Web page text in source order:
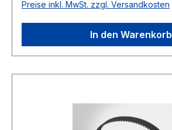
Nettopreis
Preise inkl. MwSt. zzgl. Versandkosten
In den Warenkorb